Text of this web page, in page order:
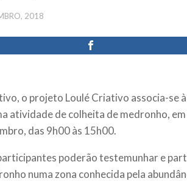
2018
o projeto Loulé Criativo associa-se
atividade de colheita de medronho,
das 9h00 às 15h00.
poderão testemunhar e
numa zona conhecida pela